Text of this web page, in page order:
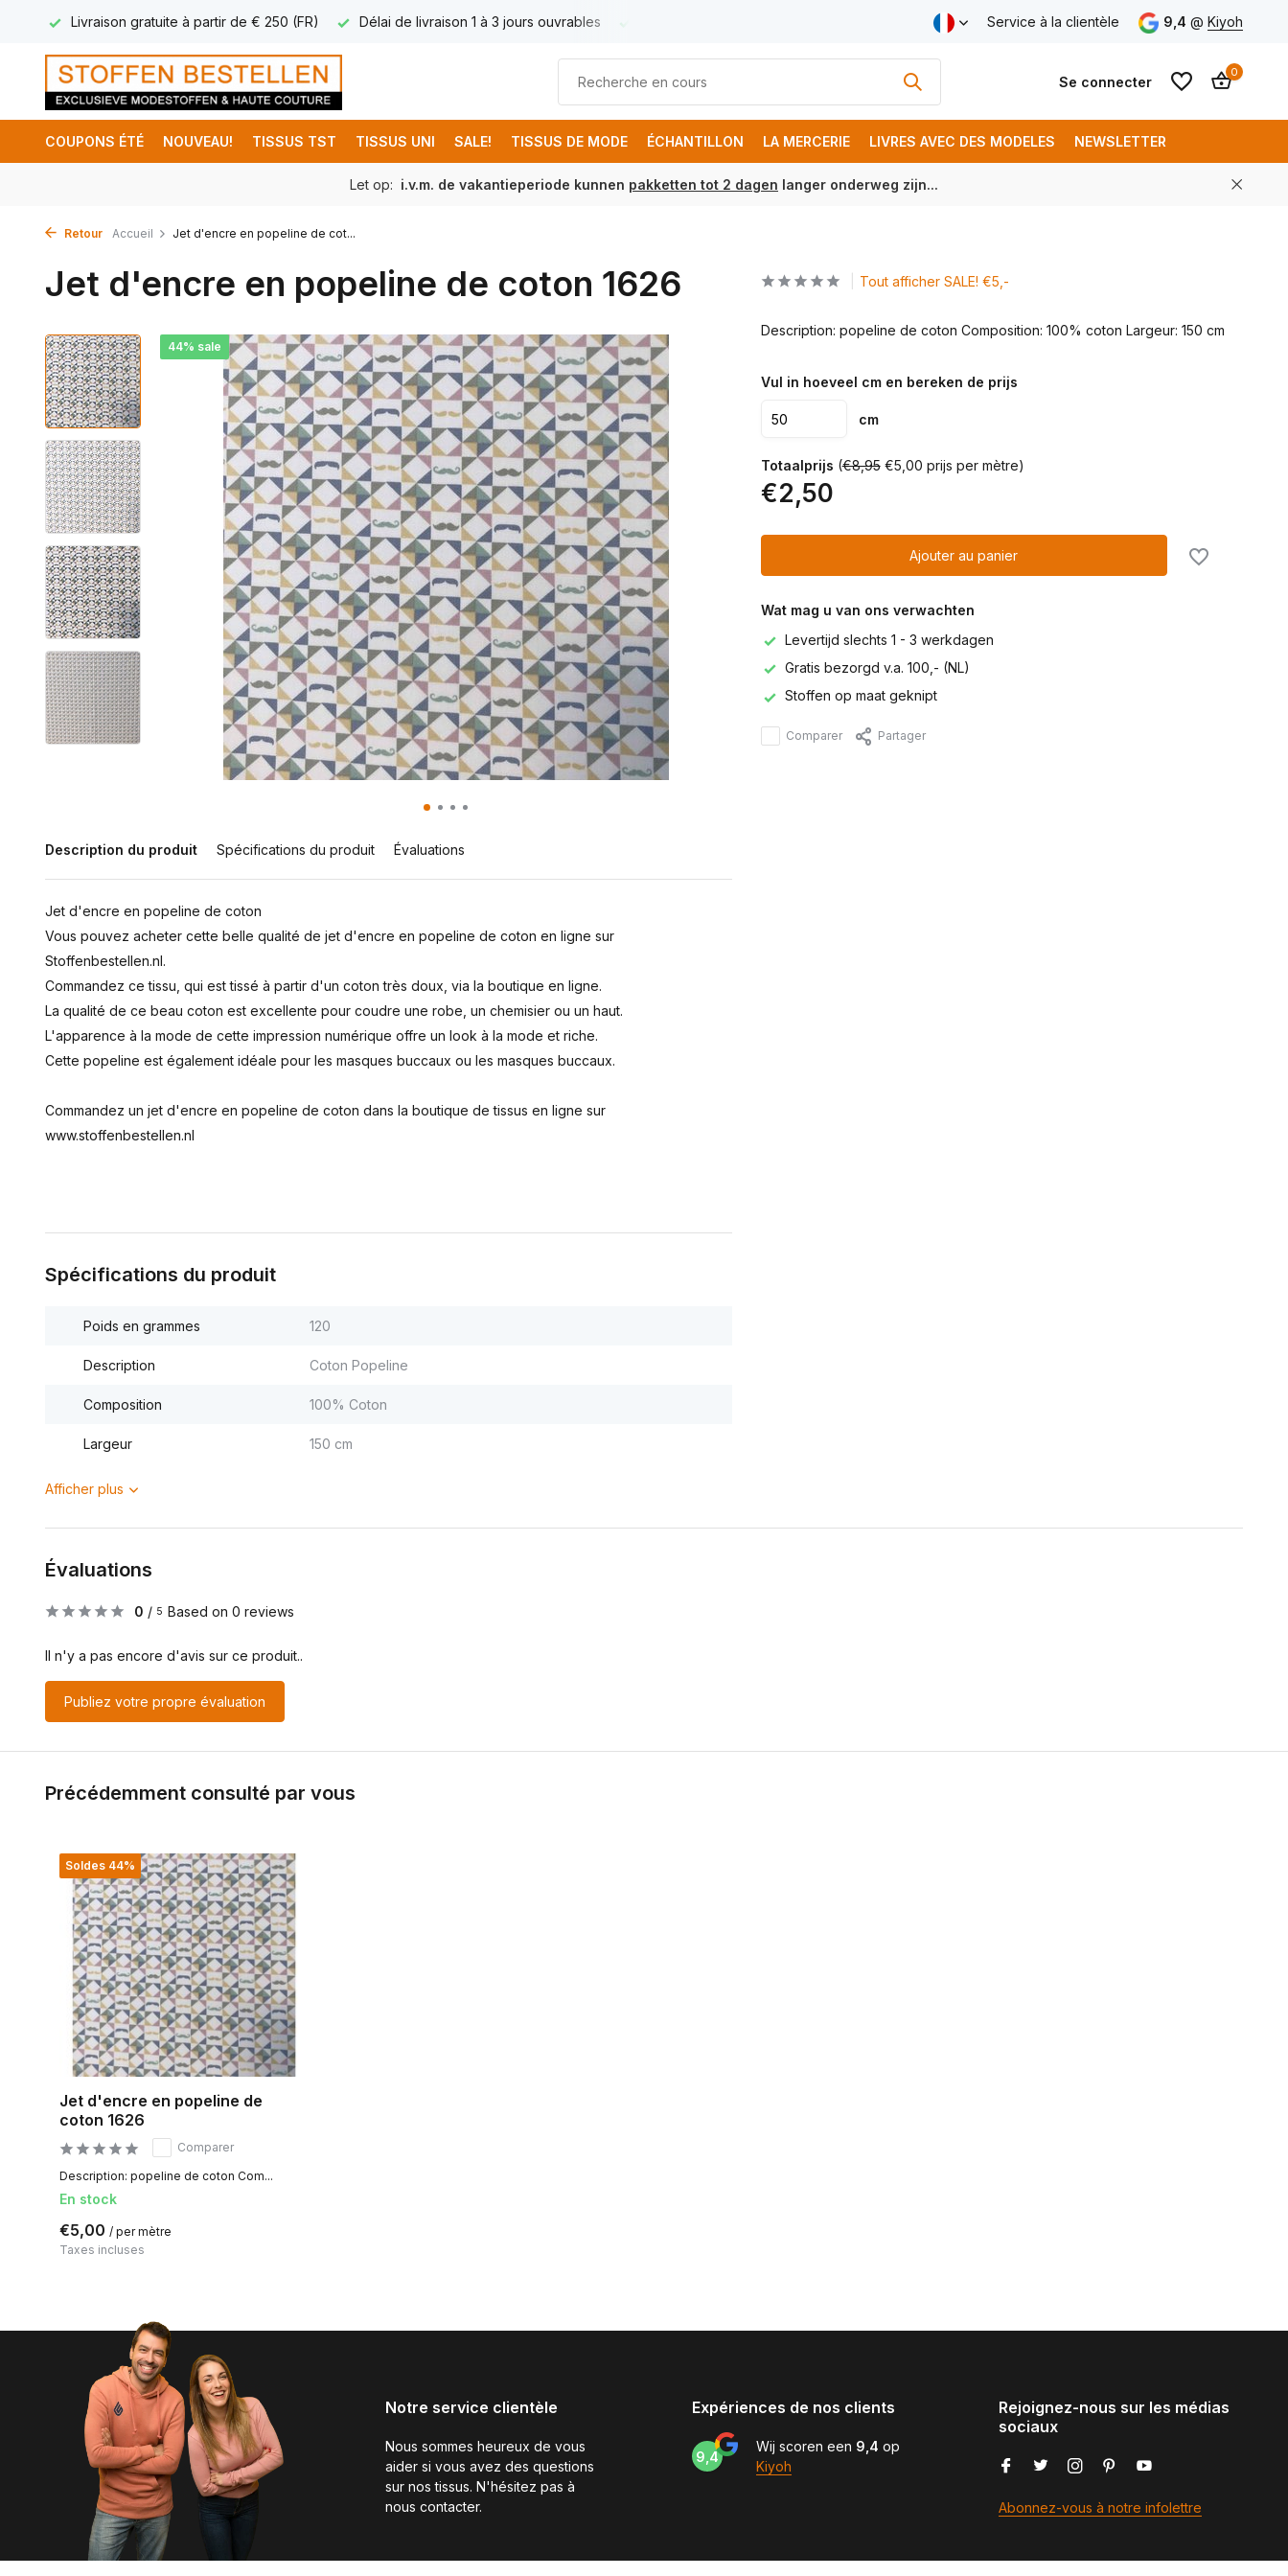
Livraison gratuite à partir de € 250 (FR) Délai de livraison 1 à 3 jours ouvrables Livraison gratuite à partir de € 250 (FR)
Service à la clientèle 9,4 @ Kiyoh
Se connecter
0
COUPONS ÉTÉ NOUVEAU! TISSUS TST TISSUS UNI SALE! TISSUS DE MODE ÉCHANTILLON LA MERCERIE LIVRES AVEC DES MODELES NEWSLETTER
Let op: i.v.m. de vakantieperiode kunnen pakketten tot 2 dagen langer onderweg zijn...
Retour Accueil Jet d'encre en popeline de cot...
Jet d'encre en popeline de coton 1626
44% sale
Description du produit Spécifications du produit Évaluations
Jet d'encre en popeline de coton
Vous pouvez acheter cette belle qualité de jet d'encre en popeline de coton en ligne sur
Stoffenbestellen.nl.
Commandez ce tissu, qui est tissé à partir d'un coton très doux, via la boutique en ligne.
La qualité de ce beau coton est excellente pour coudre une robe, un chemisier ou un haut.
L'apparence à la mode de cette impression numérique offre un look à la mode et riche.
Cette popeline est également idéale pour les masques buccaux ou les masques buccaux.
Commandez un jet d'encre en popeline de coton dans la boutique de tissus en ligne sur
www.stoffenbestellen.nl
Spécifications du produit
Poids en grammes 120
Description Coton Popeline
Composition 100% Coton
Largeur 150 cm
Afficher plus
Tout afficher SALE! €5,-
Description: popeline de coton Composition: 100% coton Largeur: 150 cm
Vul in hoeveel cm en bereken de prijs
cm
Totaalprijs (€8,95€5,00 prijs per mètre)
€2,50
Ajouter au panier
Wat mag u van ons verwachten
Levertijd slechts 1 - 3 werkdagen
Gratis bezorgd v.a. 100,- (NL)
Stoffen op maat geknipt
Comparer Partager
Évaluations
0 / 5 Based on 0 reviews
Il n'y a pas encore d'avis sur ce produit..
Publiez votre propre évaluation
Précédemment consulté par vous
Soldes 44%
Jet d'encre en popeline de
coton 1626
Comparer
Description: popeline de coton Com...
En stock
€5,00 / per mètre
Taxes incluses
Notre service clientèle
Nous sommes heureux de vous
aider si vous avez des questions
sur nos tissus. N'hésitez pas à
nous contacter.
Expériences de nos clients
9,4
Wij scoren een 9,4 op
Kiyoh
Rejoignez-nous sur les médias
sociaux
Abonnez-vous à notre infolettre